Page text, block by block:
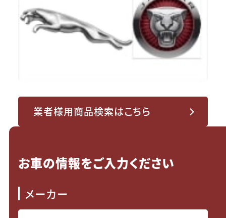
業者様用商品検索はこちら
お車の情報をご入力ください
メーカー